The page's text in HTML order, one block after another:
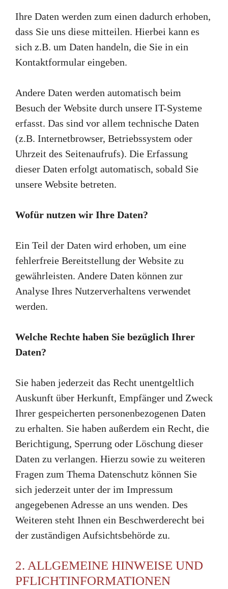
Ihre Daten werden zum einen dadurch erhoben,
dass Sie uns diese mitteilen. Hierbei kann es
sich z.B. um Daten handeln, die Sie in ein
Kontaktformular eingeben.
Andere Daten werden automatisch beim
Besuch der Website durch unsere IT-Systeme
erfasst. Das sind vor allem technische Daten
(z.B. Internetbrowser, Betriebssystem oder
Uhrzeit des Seitenaufrufs). Die Erfassung
dieser Daten erfolgt automatisch, sobald Sie
unsere Website betreten.
Wofür nutzen wir Ihre Daten?
Ein Teil der Daten wird erhoben, um eine
fehlerfreie Bereitstellung der Website zu
gewährleisten. Andere Daten können zur
Analyse Ihres Nutzerverhaltens verwendet
werden.
Welche Rechte haben Sie bezüglich Ihrer
Daten?
Sie haben jederzeit das Recht unentgeltlich
Auskunft über Herkunft, Empfänger und Zweck
Ihrer gespeicherten personenbezogenen Daten
zu erhalten. Sie haben außerdem ein Recht, die
Berichtigung, Sperrung oder Löschung dieser
Daten zu verlangen. Hierzu sowie zu weiteren
Fragen zum Thema Datenschutz können Sie
sich jederzeit unter der im Impressum
angegebenen Adresse an uns wenden. Des
Weiteren steht Ihnen ein Beschwerderecht bei
der zuständigen Aufsichtsbehörde zu.
2. ALLGEMEINE HINWEISE UND
PFLICHTINFORMATIONEN